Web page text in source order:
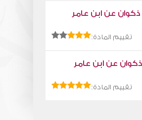
عن ابن عامر
تقييم المادة:
ذكوان عن ابن عامر
تقييم المادة: